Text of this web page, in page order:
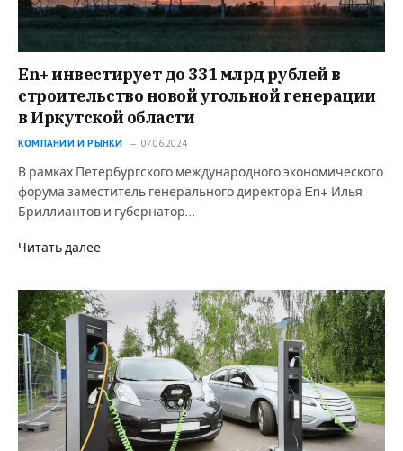
En+ инвестирует до 331 млрд рублей в
строительство новой угольной генерации
в Иркутской области
КОМПАНИИ И РЫНКИ 07.06.2024
В рамках Петербургского международного экономического
форума заместитель генерального директора En+ Илья
Бриллиантов и губернатор…
Читать далее